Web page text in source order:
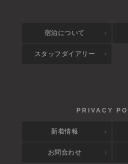
宿泊について
スタッフダイアリー
新着情報
お問合わせ